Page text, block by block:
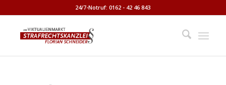
24/7-Notruf: 0162 - 42 46 843